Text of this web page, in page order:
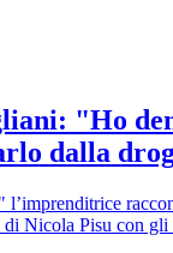
"Ho
dalla
di Nicola Pisu con gli